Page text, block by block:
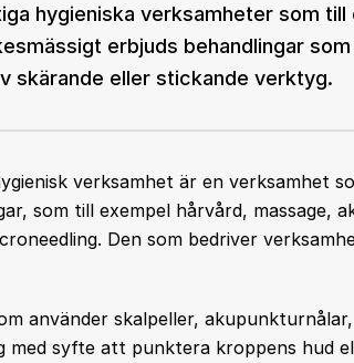
hygieniska verksamheter som
erbjuds behandlingar
skärande eller stickande verktyg.
verksamhet är en verksamhet
som till exempel hårvård, massage,
Den som bedriver
använder skalpeller,
med syfte att punktera kroppens hud